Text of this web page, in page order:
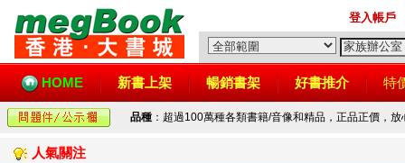
登入帳戶
HOME 新書上架 暢銷書架 好書推介 特
品種 ：超過100萬種各類書籍/音像和精品，正品正價，
人氣關注